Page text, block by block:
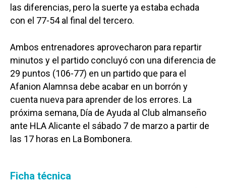
las diferencias, pero la suerte ya estaba echada
con el 77-54 al final del tercero.
Ambos entrenadores aprovecharon para repartir
minutos y el partido concluyó con una diferencia de
29 puntos (106-77) en un partido que para el
Afanion Alamnsa debe acabar en un borrón y
cuenta nueva para aprender de los errores. La
próxima semana, Día de Ayuda al Club almanseño
ante HLA Alicante el sábado 7 de marzo a partir de
las 17 horas en La Bombonera.
Ficha técnica